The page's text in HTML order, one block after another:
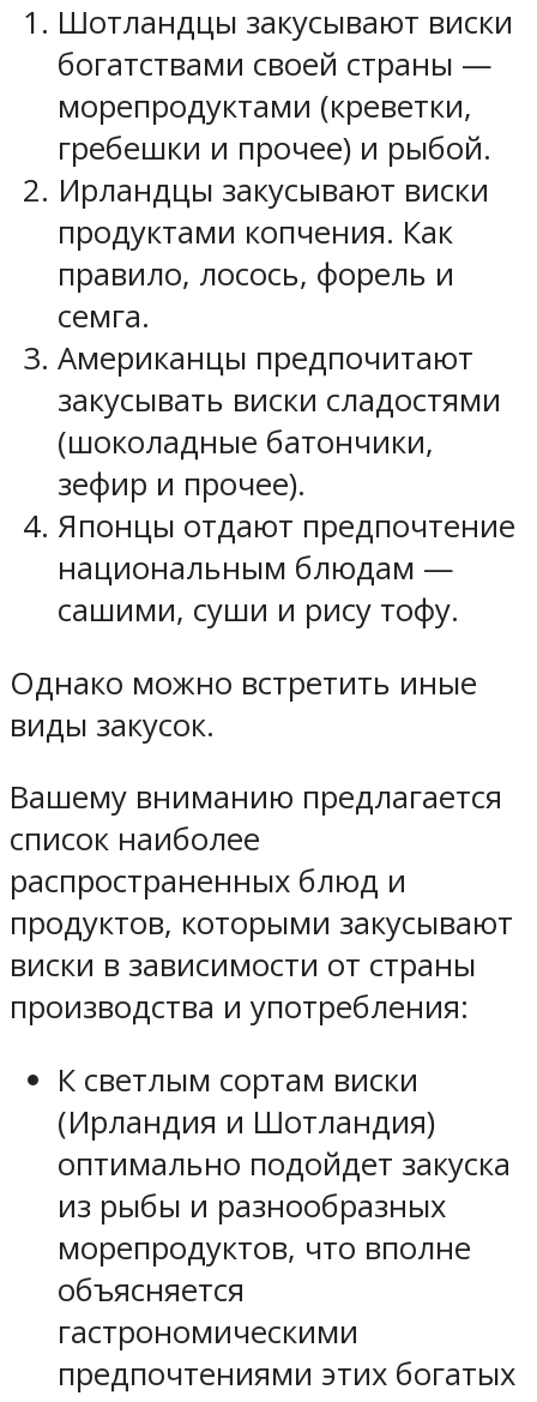
Шотландцы закусывают виски
богатствами своей страны —
морепродуктами (креветки,
гребешки и прочее) и рыбой.
Ирландцы закусывают виски
продуктами копчения. Как
правило, лосось, форель и
семга.
Американцы предпочитают
закусывать виски сладостями
(шоколадные батончики,
зефир и прочее).
Японцы отдают предпочтение
национальным блюдам —
сашими, суши и рису тофу.
Однако можно встретить иные
виды закусок.
Вашему вниманию предлагается
список наиболее
распространенных блюд и
продуктов, которыми закусывают
виски в зависимости от страны
производства и употребления:
К светлым сортам виски
(Ирландия и Шотландия)
оптимально подойдет закуска
из рыбы и разнообразных
морепродуктов, что вполне
объясняется
гастрономическими
предпочтениями этих богатых